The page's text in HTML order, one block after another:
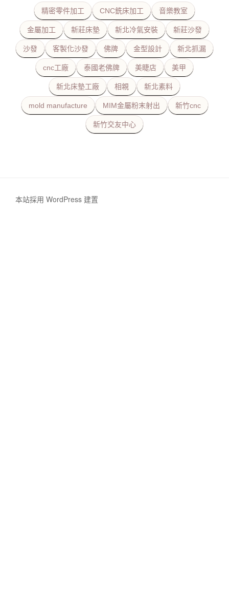
精密零件加工 CNC銑床加工 音樂教室
金屬加工 新莊床墊 新北冷氣安裝 新莊沙發
沙發 客製化沙發 佛牌 金型設計 新北抓漏
cnc工廠 泰國老佛牌 美睫店 美甲
新北床墊工廠 相親 新北素料
mold manufacture MIM金屬粉末射出 新竹cnc
新竹交友中心
本站採用 WordPress 建置